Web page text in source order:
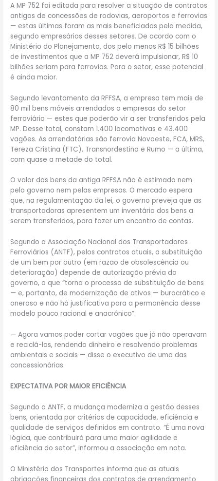
A MP 752 foi editada para resolver a situação de contratos
antigos de concessões de rodovias, aeroportos e ferrovias
— estas últimas foram as mais beneficiadas pela medida,
segundo empresários desses setores. De acordo com o
Ministério do Planejamento, dos pelo menos R$ 15 bilhões
de investimentos que a MP 752 deverá impulsionar, R$ 10
bilhões seriam para ferrovias. Para o setor, esse potencial
é ainda maior.
Segundo levantamento da RFFSA, a empresa tem mais de
80 mil bens móveis arrendados a empresas do setor
ferroviário — estes que poderão vir a ser transferidos pela
MP. Desse total, constam 1.400 locomotivas e 43.400
vagões. As arrendatárias são ferrovia Novoeste, FCA, MRS,
Tereza Cristina (FTC), Transnordestina e Rumo — a última,
com quase a metade do total.
O valor dos bens da antiga RFFSA não é estimado nem
pelo governo nem pelas empresas. O mercado espera
que, na regulamentação da lei, o governo preveja que as
transportadoras apresentem um inventário dos bens a
serem transferidos, para fazer um encontro de contas.
Segundo a Associação Nacional dos Transportadores
Ferroviários (ANTF), pelos contratos atuais, a substituição
de um bem por outro (em razão de obsolescência ou
deterioração) depende de autorização prévia do
governo, o que “torna o processo de substituição de bens
— e, portanto, de modernização de ativos — burocrático e
oneroso e não há justificativa para a permanência desse
modelo pouco racional e anacrônico”.
— Agora vamos poder cortar vagões que já não operavam
e reciclá-los, rendendo dinheiro e resolvendo problemas
ambientais e sociais — disse o executivo de uma das
concessionárias.
EXPECTATIVA POR MAIOR EFICIÊNCIA
Segundo a ANTF, a mudança moderniza a gestão desses
bens, orientada por critérios de capacidade, eficiência e
qualidade de serviços definidos em contrato. “É uma nova
lógica, que contribuirá para uma maior agilidade e
eficiência do setor”, informou a associação em nota.
O Ministério dos Transportes informa que as atuais